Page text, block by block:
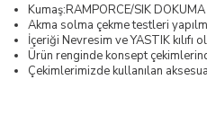
Kumaş:RAMPORCE/SIK DOKUMA
Akma solma çekme testleri
İçeriği Nevresim ve YASTIK kılıfı
Ürün renginde konsept
Çekimlerimizde kullanılan